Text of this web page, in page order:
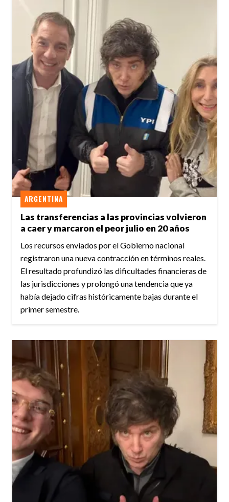
Las transferencias a las provincias volvieron
a caer y marcaron el peor julio en 20 años
ARGENTINA
Los recursos enviados por el Gobierno nacional
registraron una nueva contracción en términos reales.
El resultado profundizó las dificultades financieras de
las jurisdicciones y prolongó una tendencia que ya
había dejado cifras históricamente bajas durante el
primer semestre.